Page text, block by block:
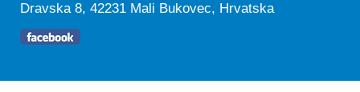
Dravska 8, 42231 Mali Bukovec, Hrvatska